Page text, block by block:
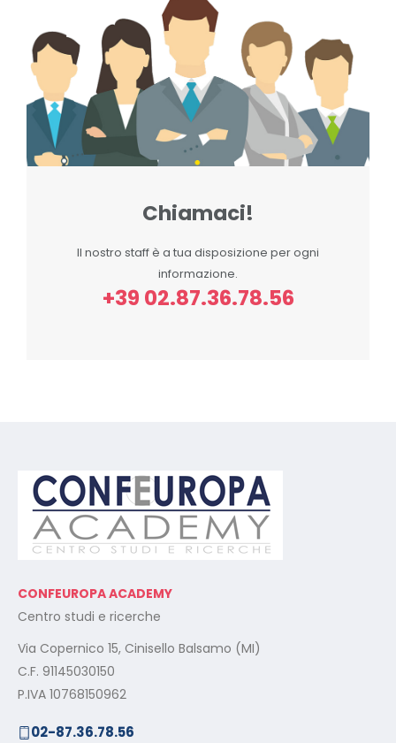
Chiamaci!
Il nostro staff è a tua disposizione per ogni
informazione.
+39 02.87.36.78.56
CONFEUROPA ACADEMY
Centro studi e ricerche
Via Copernico 15, Cinisello Balsamo (MI)
C.F. 91145030150
P.IVA 10768150962
02-87.36.78.56